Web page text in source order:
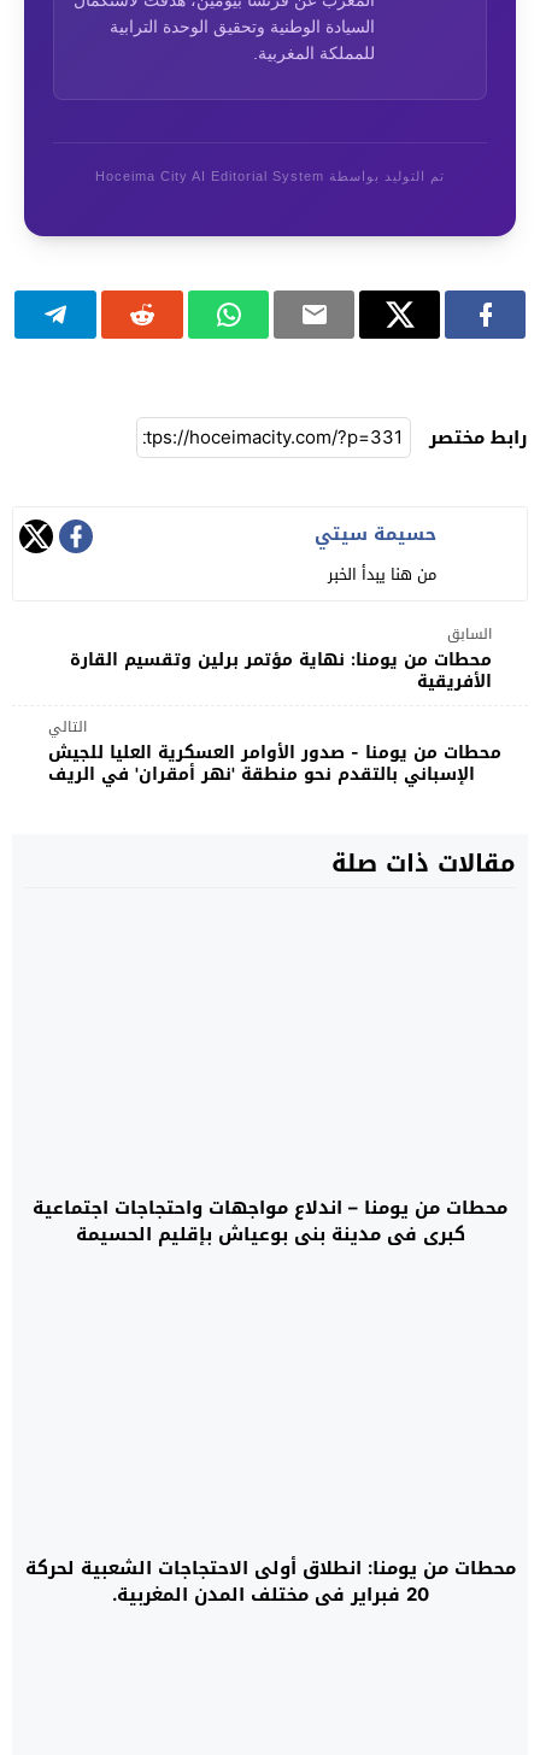
السيادة الوطنية وتحقيق الوحدة الترابية
للمملكة المغربية.
تم التوليد بواسطة Hoceima City AI Editorial System
رابط مختصر
حسيمة سيتي
من هنا يبدأ الخبر
السابق
محطات من يومنا: نهاية مؤتمر برلين وتقسيم القارة
الأفريقية
التالي
محطات من يومنا - صدور الأوامر العسكرية العليا للجيش
الإسباني بالتقدم نحو منطقة 'نهر أمقران' في الريف
مقالات ذات صلة
محطات من يومنا – اندلاع مواجهات واحتجاجات اجتماعية
كبرى في مدينة بني بوعياش بإقليم الحسيمة
محطات من يومنا: انطلاق أولى الاحتجاجات الشعبية لحركة
20 فبراير في مختلف المدن المغربية.